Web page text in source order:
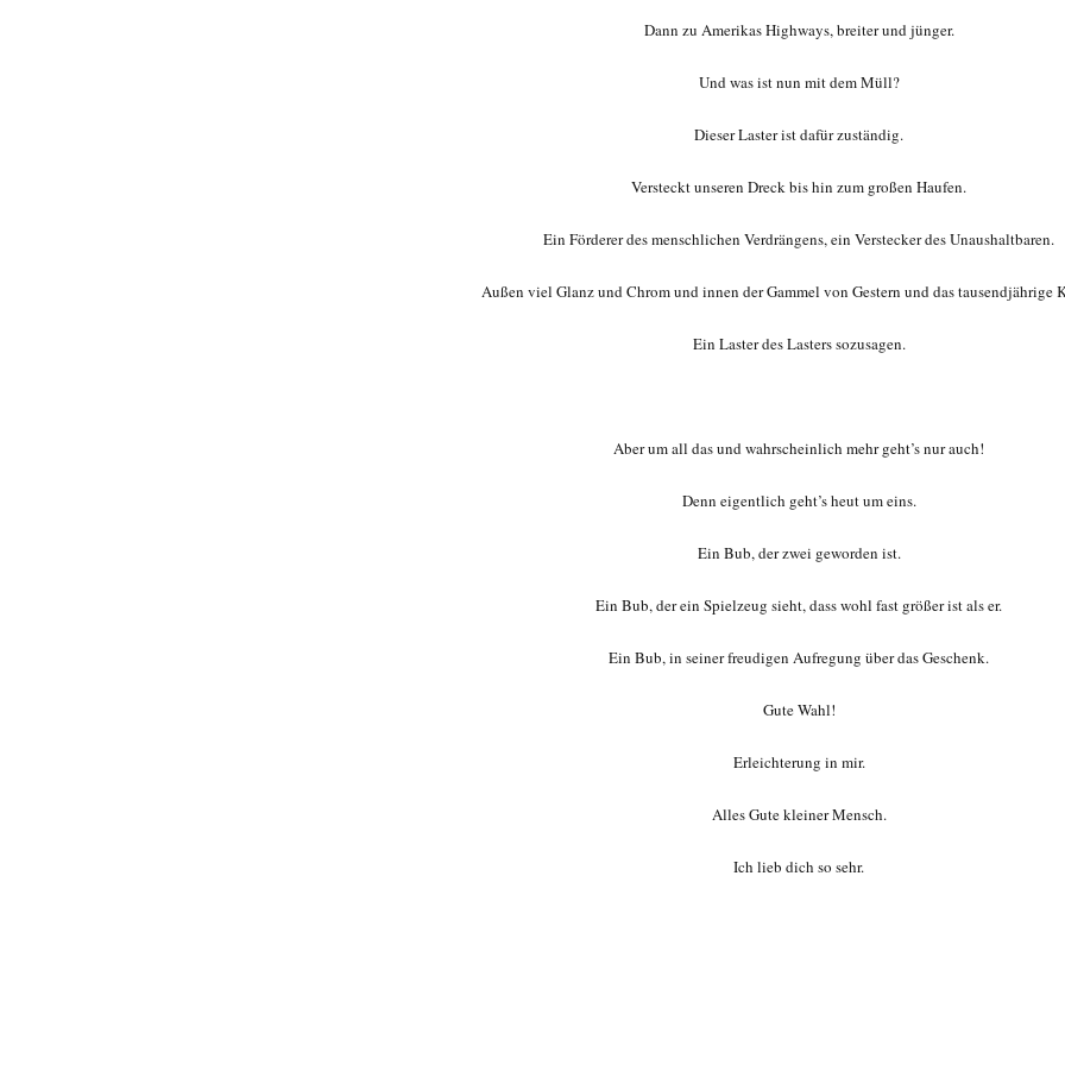
Dann zu Amerikas Highways, breiter und jünger.
Und was ist nun mit dem Müll?
Dieser Laster ist dafür zuständig.
Versteckt unseren Dreck bis hin zum großen Haufen.
Ein Förderer des menschlichen Verdrängens, ein Verstecker des Unaushaltbaren.
Außen viel Glanz und Chrom und innen der Gammel von Gestern und das tausendjährige
Ein Laster des Lasters sozusagen.
Aber um all das und wahrscheinlich mehr geht’s nur auch!
Denn eigentlich geht’s heut um eins.
Ein Bub, der zwei geworden ist.
Ein Bub, der ein Spielzeug sieht, dass wohl fast größer ist als er.
Ein Bub, in seiner freudigen Aufregung über das Geschenk.
Gute Wahl!
Erleichterung in mir.
Alles Gute kleiner Mensch.
Ich lieb dich so sehr.